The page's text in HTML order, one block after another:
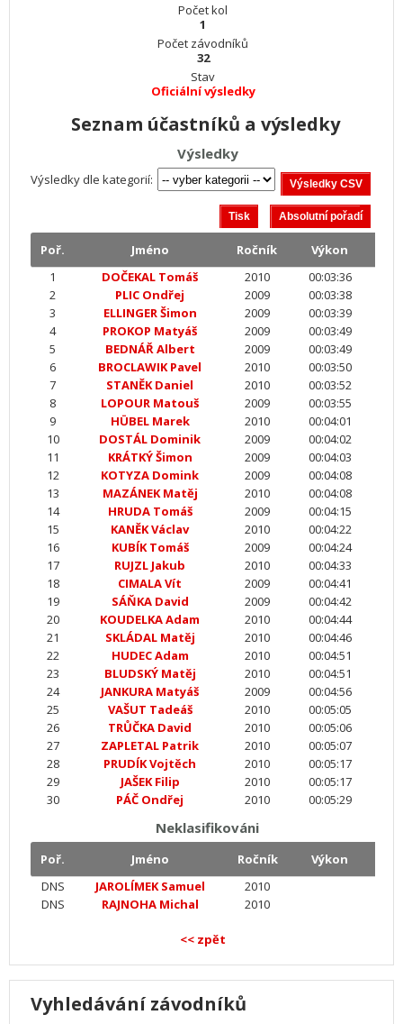
Počet kol
1
Počet závodníků
32
Stav
Oficiální výsledky
Seznam účastníků a výsledky
Výsledky
Výsledky dle kategorií:
Poř. Jméno Ročník
Výkon
1
DOČEKAL Tomáš 2010
00:03:36
2
PLIC Ondřej 2009
00:03:38
3
ELLINGER Šimon 2009
00:03:39
4
PROKOP Matyáš 2009
00:03:49
5
BEDNÁŘ Albert 2009
00:03:49
6
BROCLAWIK Pavel 2010
00:03:50
7
STANĚK Daniel 2010
00:03:52
8
LOPOUR Matouš 2009
00:03:55
9
HÜBEL Marek 2010
00:04:01
10
DOSTÁL Dominik 2009
00:04:02
11
KRÁTKÝ Šimon 2009
00:04:03
12
KOTYZA Domink 2009
00:04:08
13
MAZÁNEK Matěj 2010
00:04:08
14
HRUDA Tomáš 2009
00:04:15
15
KANĚK Václav 2010
00:04:22
16
KUBÍK Tomáš 2009
00:04:24
17
RUJZL Jakub 2010
00:04:33
18
CIMALA Vít 2009
00:04:41
19
SÁŇKA David 2009
00:04:42
20
KOUDELKA Adam 2010
00:04:44
21
SKLÁDAL Matěj 2010
00:04:46
22
HUDEC Adam 2010
00:04:51
23
BLUDSKÝ Matěj 2010
00:04:51
24
JANKURA Matyáš 2009
00:04:56
25
VAŠUT Tadeáš 2010
00:05:05
26
TRŮČKA David 2010
00:05:06
27
ZAPLETAL Patrik 2010
00:05:07
28
PRUDÍK Vojtěch 2010
00:05:17
29
JAŠEK Filip 2010
00:05:17
30
PÁČ Ondřej 2010 00:05:29
Neklasifikováni
Poř. Jméno Ročník
Výkon
DNS
JAROLÍMEK Samuel
2010
DNS
RAJNOHA Michal 2010
<< zpět
Vyhledávání závodníků